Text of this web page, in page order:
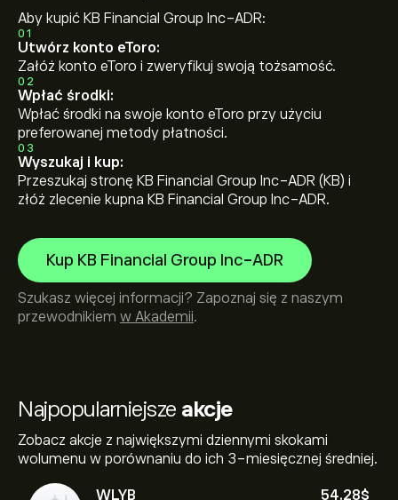
Najpopularniejsze akcje
Zobacz akcje z największymi dziennymi skokami
wolumenu w porównaniu do ich 3-miesięcznej średniej.
WLYB 54.28‎$‎
Aby kupić KB Financial Group Inc-ADR:
01
Utwórz konto eToro:
Załóż konto eToro i zweryfikuj swoją tożsamość.
02
Wpłać środki:
Wpłać środki na swoje konto eToro przy użyciu
preferowanej metody płatności.
03
Wyszukaj i kup:
Przeszukaj stronę KB Financial Group Inc-ADR (KB) i
złóż zlecenie kupna KB Financial Group Inc-ADR.
Kup KB Financial Group Inc-ADR
Szukasz więcej informacji? Zapoznaj się z naszym
przewodnikiem w Akademii.